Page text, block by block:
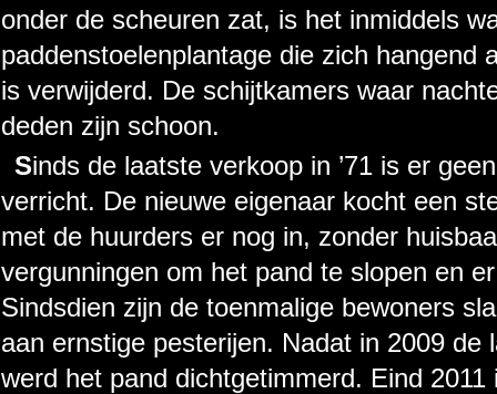
onder de scheuren zat, is het inmiddels
paddenstoelenplantage die zich hangend
is verwijderd. De schijtkamers waar
deden zijn schoon.
Sinds de laatste verkoop in ’71 is er geen onderhoud meer aan dit pand
verricht. De nieuwe eigenaar kocht een
met de huurders er nog in, zonder
vergunningen om het pand te slopen en
Sindsdien zijn de toenmalige bewoners
aan ernstige pesterijen. Nadat in 2009 de
werd het pand dichtgetimmerd. Eind